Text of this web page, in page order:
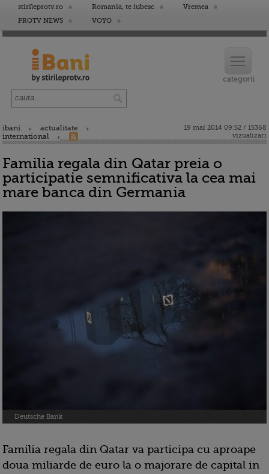
stirileprotv.ro Romania, te iubesc
Vremea
PROTV NEWS
VOYO
ibani
actualitate
international
19 mai 2014 09:52 / 15368
vizualizari
Familia regala din Qatar preia o
participatie semnificativa la cea mai
mare banca din Germania
Deutsche Bank
Familia regala din Qatar va participa cu aproape
doua miliarde de euro la o majorare de capital in